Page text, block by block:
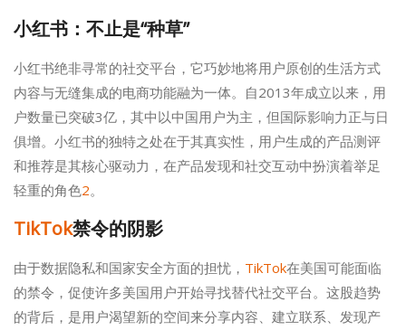
小红书：不止是“种草”
小红书绝非寻常的社交平台，它巧妙地将用户原创的生活方式
内容与无缝集成的电商功能融为一体。自2013年成立以来，用
户数量已突破3亿，其中以中国用户为主，但国际影响力正与日
俱增。小红书的独特之处在于其真实性，用户生成的产品测评
和推荐是其核心驱动力，在产品发现和社交互动中扮演着举足
轻重的角色2。
TikTok禁令的阴影
由于数据隐私和国家安全方面的担忧， TikTok在美国可能面临
的禁令，促使许多美国用户开始寻找替代社交平台。这股趋势
的背后，是用户渴望新的空间来分享内容、建立联系、发现产